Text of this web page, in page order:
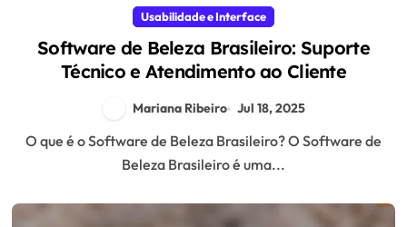
Usabilidade e Interface
Software de Beleza Brasileiro: Suporte
Técnico e Atendimento ao Cliente
Mariana Ribeiro Jul 18, 2025
O que é o Software de Beleza Brasileiro? O Software de
Beleza Brasileiro é uma...